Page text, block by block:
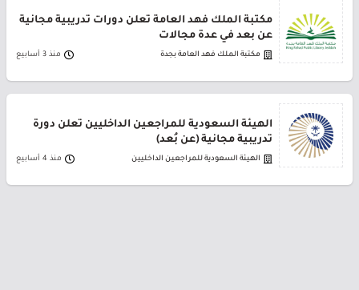
مكتبة الملك فهد العامة تعلن دورات تدريبية مجانية
عن بعد في عدة مجالات
مكتبة الملك فهد العامة بجدة منذ 3 أسابيع
الهيئة السعودية للمراجعين الداخليين تعلن دورة
تدريبية مجانية (عن بُعد)
الهيئة السعودية للمراجعين الداخليين منذ 4 أسابيع